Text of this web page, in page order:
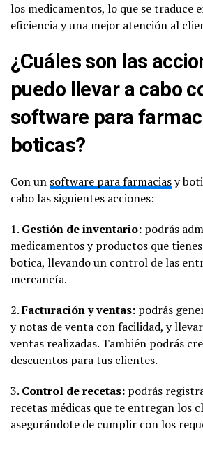
los medicamentos, lo que se traduce
eficiencia y una mejor atención al
¿Cuáles son las
puedo llevar a cabo
software para
boticas?
Con un software para farmaciasy
cabo las siguientes acciones:
1. Gestión de inventario: podrás
medicamentos y productos que
botica, llevando un control de las
mercancía.
2.Facturación y ventas: podrás
y notas de venta con facilidad, y
ventas realizadas. También podrás
descuentos para tus clientes.
3. Control de recetas: podrás
recetas médicas que te entregan los
asegurándote de cumplir con los